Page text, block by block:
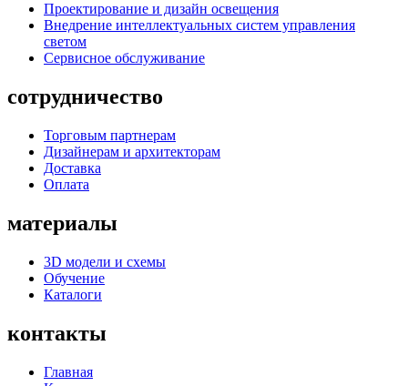
Проектирование и дизайн освещения
Внедрение интеллектуальных систем управления
светом
Сервисное обслуживание
сотрудничество
Торговым партнерам
Дизайнерам и архитекторам
Доставка
Оплата
материалы
3D модели и схемы
Обучение
Каталоги
контакты
Главная